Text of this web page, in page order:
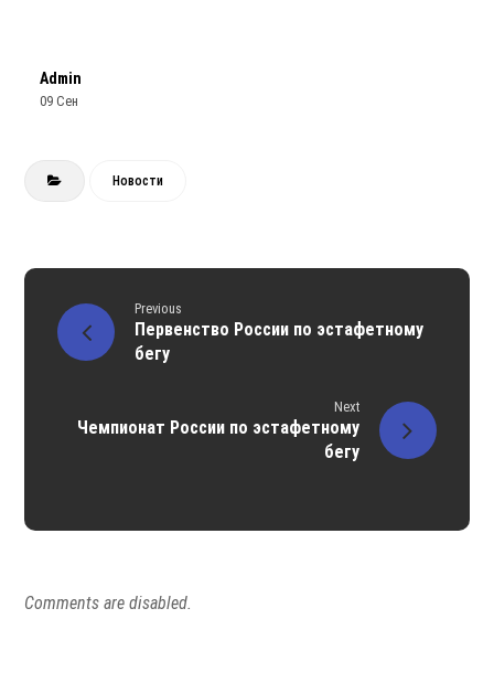
Admin
09 Сен
Новости
Previous
Первенство России по эстафетному
бегу
Next
Чемпионат России по эстафетному
бегу
Comments are disabled.